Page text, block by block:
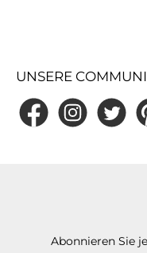
UNSERE
FacebookInstagramTwitter
Abonnieren Sie